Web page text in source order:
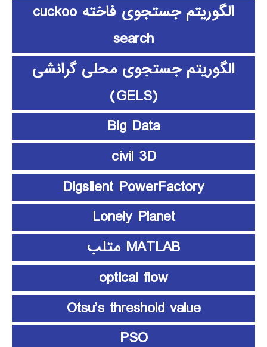
الگوریتم جستجوی فاخته cuckoo
search
الگوریتم جستجوی محلی گرانشی
(GELS)
Big Data
civil 3D
Digsilent PowerFactory
Lonely Planet
MATLAB متلب
optical flow
Otsu’s threshold value
PSO